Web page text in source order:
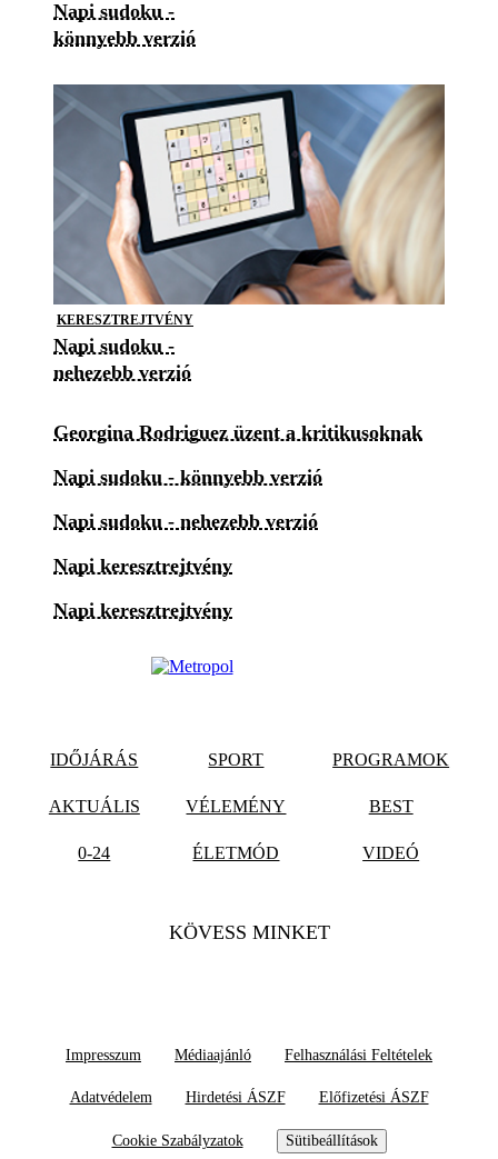
Napi sudoku -
könnyebb verzió
KERESZTREJTVÉNY
Napi sudoku -
nehezebb verzió
Georgina Rodriguez üzent a kritikusoknak
Napi sudoku - könnyebb verzió
Napi sudoku - nehezebb verzió
Napi keresztrejtvény
Napi keresztrejtvény
IDŐJÁRÁS SPORT PROGRAMOK
AKTUÁLIS VÉLEMÉNY BEST
0-24 ÉLETMÓD VIDEÓ
KÖVESS MINKET
Impresszum Médiaajánló Felhasználási Feltételek
Adatvédelem Hirdetési ÁSZF Előfizetési ÁSZF
Cookie Szabályzatok Sütibeállítások